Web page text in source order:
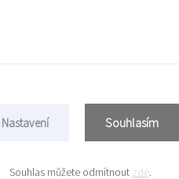
Nastavení Souhlasím
Souhlas můžete odmítnout zde.